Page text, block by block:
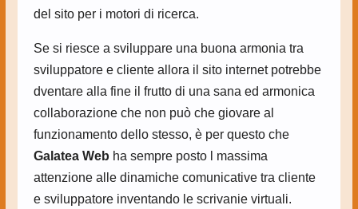
del sito per i motori di ricerca.
Se si riesce a sviluppare una buona armonia tra
sviluppatore e cliente allora il sito internet potrebbe
dventare alla fine il frutto di una sana ed armonica
collaborazione che non può che giovare al
funzionamento dello stesso, è per questo che
Galatea Web ha sempre posto l massima
attenzione alle dinamiche comunicative tra cliente
e sviluppatore inventando le scrivanie virtuali.